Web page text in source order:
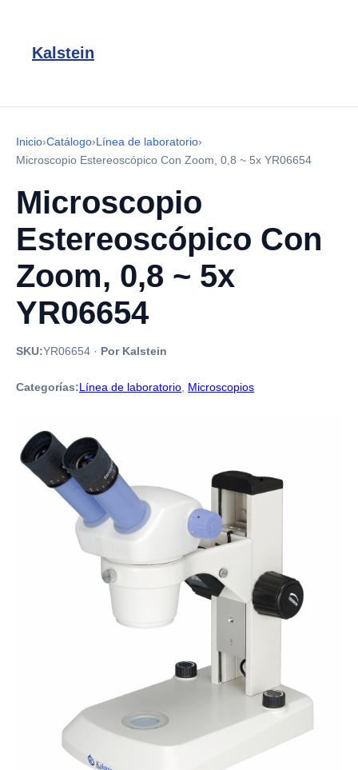
Kalstein
Inicio›Catálogo›Línea de laboratorio›
Microscopio Estereoscópico Con Zoom, 0,8 ~ 5x YR06654
Microscopio
Estereoscópico Con
Zoom, 0,8 ~ 5x
YR06654
SKU:YR06654 · Por Kalstein
Categorías:Línea de laboratorio Microscopios